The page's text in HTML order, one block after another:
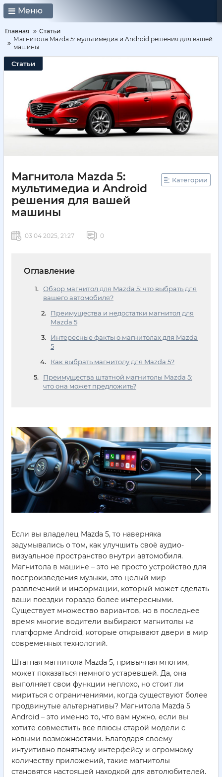
Меню
Главная
Статьи
Магнитола Mazda 5: мультимедиа и Android решения для вашей
машины
Статьи
Магнитола Mazda 5:
мультимедиа и Android
решения для вашей
машины
Категории
03 04 2025, 21:27 0
Оглавление
Обзор магнитол для Mazda 5: что выбрать для
вашего автомобиля?
Преимущества и недостатки магнитол для
Mazda 5
Интересные факты о магнитолах для Mazda
5
Как выбрать магнитолу для Mazda 5?
Преимущества штатной магнитолы Mazda 5:
что она может предложить?
Если вы владелец Mazda 5, то наверняка
задумывались о том, как улучшить своё аудио-
визуальное пространство внутри автомобиля.
Магнитола в машине – это не просто устройство для
воспроизведения музыки, это целый мир
развлечений и информации, который может сделать
ваши поездки гораздо более интересными.
Существует множество вариантов, но в последнее
время многие водители выбирают магнитолы на
платформе Android, которые открывают двери в мир
современных технологий.
Штатная магнитола Mazda 5, привычная многим,
может показаться немного устаревшей. Да, она
выполняет свои функции неплохо, но стоит ли
мириться с ограничениями, когда существуют более
продвинутые альтернативы? Магнитола Mazda 5
Android – это именно то, что вам нужно, если вы
хотите совместить все плюсы старой модели с
новыми возможностями. Благодаря своему
интуитивно понятному интерфейсу и огромному
количеству приложений, такие магнитолы
становятся настоящей находкой для автолюбителей.